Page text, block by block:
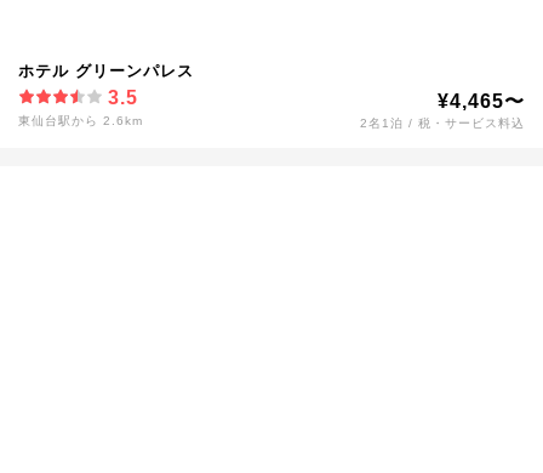
ホテル グリーンパレス
3.5
東仙台駅から 2.6km
¥4,465〜
2名1泊 / 税・サービス料込